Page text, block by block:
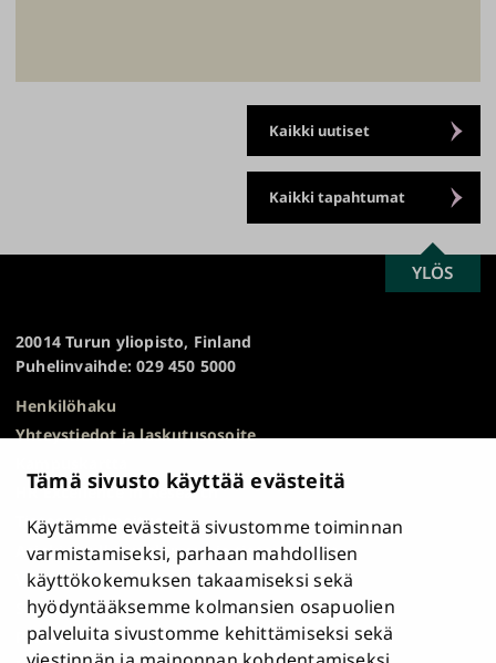
Tämä sivusto käyttää evästeitä
Käytämme evästeitä sivustomme toiminnan
varmistamiseksi, parhaan mahdollisen
käyttökokemuksen takaamiseksi sekä
hyödyntääksemme kolmansien osapuolien
palveluita sivustomme kehittämiseksi sekä
Kaikki uutiset
Kaikki tapahtumat
20014 Turun yliopisto, Finland
Puhelinvaihde: 029 450 5000
Henkilöhaku
Yhteystiedot ja laskutusosoite
HR Excellence in Research
Tietosuojailmoitus
Asiakirjajulkisuuskuvaus ja tietopyynnöt
Väärinkäytösepäilyt
Saavutettavuusseloste
Palaute
SCROLL
TO
YLÖS